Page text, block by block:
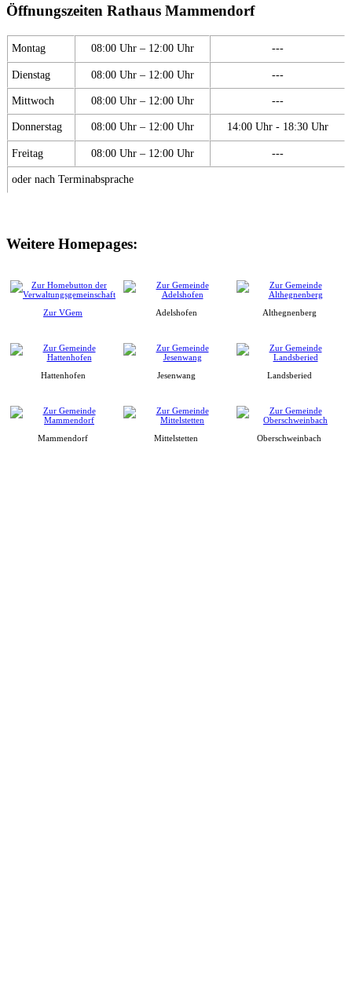
Öffnungszeiten Rathaus Mammendorf
Montag 08:00 Uhr – 12:00 Uhr ---
Dienstag 08:00 Uhr – 12:00 Uhr ---
Mittwoch 08:00 Uhr – 12:00 Uhr ---
Donnerstag 08:00 Uhr – 12:00 Uhr 14:00 Uhr - 18:30 Uhr
Freitag 08:00 Uhr – 12:00 Uhr ---
oder nach Terminabsprache
Weitere Homepages:
Zur VGem Adelshofen Althegnenberg
Hattenhofen Jesenwang Landsberied
Mammendorf Mittelstetten Oberschweinbach